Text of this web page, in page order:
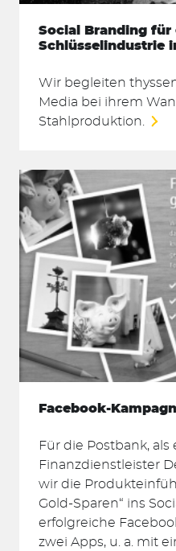
Social Branding für
Schlüsselindustrie
Wir begleiten
Media bei ihrem
Stahlproduktion.
Facebook-
Für die Postbank,
Finanzdienstleister
wir die
Gold-Sparen“ ins
erfolgreiche
zwei Apps, u. a. mit